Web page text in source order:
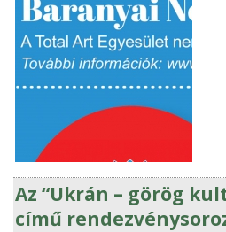
Az “Ukrán – görög
című